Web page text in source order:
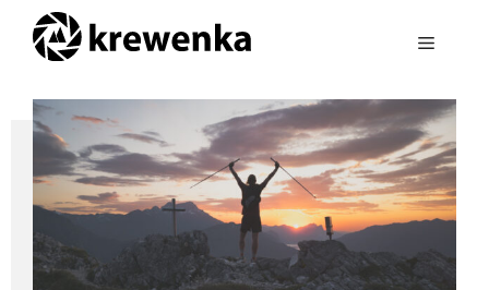
Inhalt
springen
Menü